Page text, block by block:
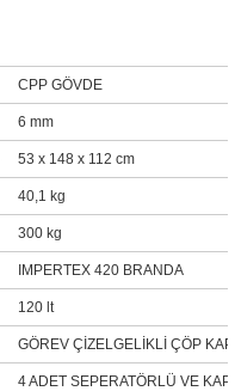
CPP GÖVDE
6 mm
53 x 148 x 112 cm
40,1 kg
300 kg
IMPERTEX 420 BRANDA
120 lt
GÖREV ÇİZELGELİKLİ ÇÖP
4 ADET SEPERATÖRLÜ VE